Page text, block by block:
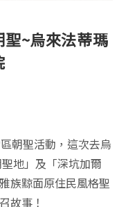
聖~烏來法蒂瑪
朝聖活動，這次去烏
地」及「深坑加爾
族黥面原住民風格聖
故事！